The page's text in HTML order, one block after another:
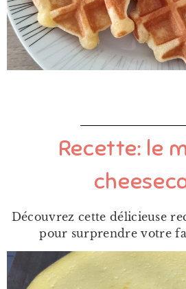
Recette: le
Découvrez cette délicieuse
pour surprendre votre